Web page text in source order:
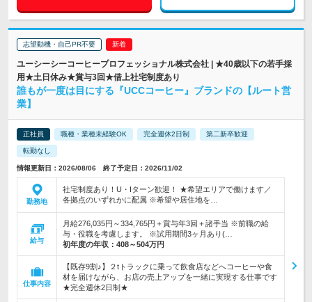
志望動機・自己PR不要
ユーシーシーコーヒープロフェッショナル株式会社 | ★40歳以下の若手採
用★土日休み★賞与3回★借上社宅制度あり
誰もが一度は目にする『UCCコーヒー』ブランドの【ルート営
業】
正社員 職種・業種未経験OK 完全週休2日制 第二新卒歓迎
転勤なし
情報更新日：2026/08/06 終了予定日：2026/11/02
勤務地
社宅制度あり！U・Iターン歓迎！ ★希望エリアで働けます／
各拠点のいずれかに配属 ※希望や居住地を…
給与
月給276,035円～334,765円＋賞与年3回＋諸手当 ※前職の給
与・役職を考慮します。 ※試用期間3ヶ月あり(…
初年度の年収： 408～504万円
仕事内容
【既存9割♪】２tトラックに乗って飲食店などへコーヒーや食
材を届けながら、お店の売上アップを一緒に実現する仕事です
★完全週休2日制★